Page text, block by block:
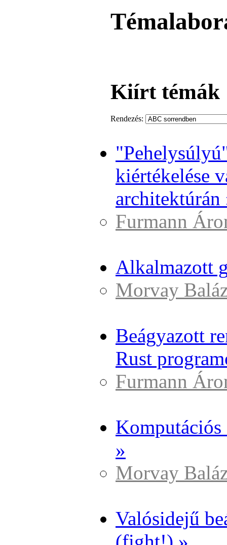
Kiírt témák
Rendezés:
kiértékelése
architektúrán
Furmann
Alkalmazott
Morvay
Beágyazott
Rust
Furmann
»
Morvay
Valósidejű